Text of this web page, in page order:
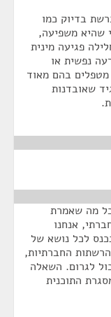
בדיוק כמו
שהיא משפיעה,
פגיעה מינית
נפשית או
מטפלים בהם מאוד
שאובדנות
מה שאמרת
אנחנו
לכל נושא של
החברתיות,
לגרום. השאלה
התוכנית